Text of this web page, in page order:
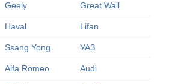
Geely Great Wall
Haval Lifan
Ssang Yong УАЗ
Alfa Romeo Audi